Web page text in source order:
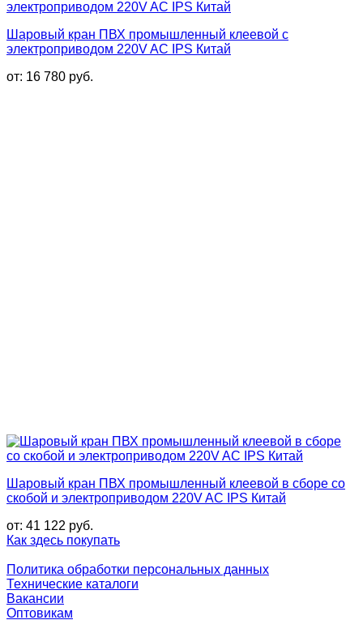
Шаровый кран ПВХ промышленный клеевой с
электроприводом 220V AC IPS Китай
от: 16 780 руб.
Шаровый кран ПВХ промышленный клеевой в сборе со
скобой и электроприводом 220V AC IPS Китай
от: 41 122 руб.
Как здесь покупать
Политика обработки персональных данных
Технические каталоги
Вакансии
Оптовикам